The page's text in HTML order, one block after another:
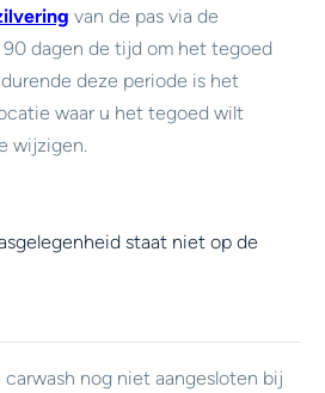
van de pas via de
dagen de tijd om het tegoed
deze periode is het
waar u het tegoed wilt
wijzigen.
staat niet op de
nog niet aangesloten bij